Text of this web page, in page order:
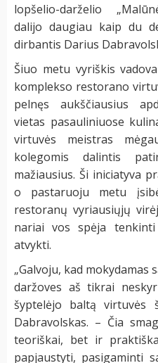
lopšelio-darželio
dalijo daugiau kaip du
dirbantis Darius
Šiuo metu vyriškis
komplekso restorano
pelnęs aukščiausius
vietas pasauliniuose
virtuvės meistras
kolegomis dalintis
mažiausius. Ši iniciatyva
o pastaruoju metu
restoranų vyriausiųjų
nariai vos spėja
atvykti.
„Galvoju, kad mokydamas
daržoves aš tikrai
šyptelėjo baltą virtuvės
Dabravolskas. – Čia
teoriškai, bet ir
papjaustyti, pasigaminti